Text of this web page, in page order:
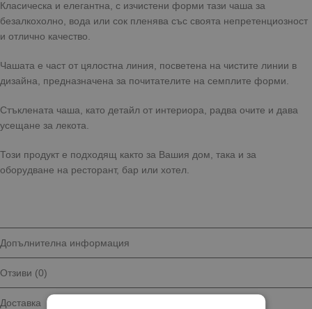
Класическа и елегантна, с изчистени форми тази чаша за
безалкохолно, вода или сок пленява със своята непретенциозност
и отлично качество.
Чашата е част от цялостна линия, посветена на чистите линии в
дизайна, предназначена за почитателите на семплите форми.
Стъклената чаша, като детайл от интериора, радва очите и дава
усещане за лекота.
Този продукт е подходящ както за Вашия дом, така и за
оборудване на ресторант, бар или хотел.
Допълнителна информация
Отзиви (0)
Доставка